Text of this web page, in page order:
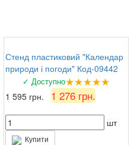
Стенд пластиковий "Календар
природи і погоди" Код-09442
✓ Доступно★★★★★
1 595 грн. 1 276 грн.
шт
Купити